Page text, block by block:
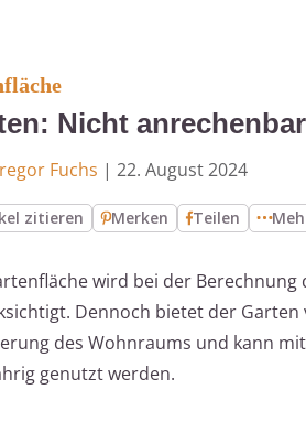
Nicht
Fuchs | 22. August 2024
zitieren Merken Teilen
wird bei der
Dennoch bietet der
des Wohnraums und kann
genutzt werden.